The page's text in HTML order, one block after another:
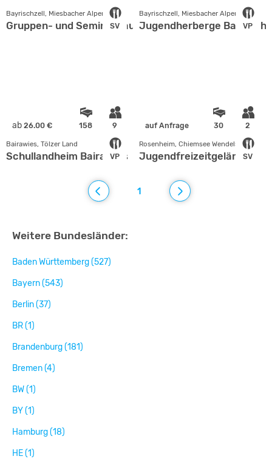
SV
Bayrischzell, Miesbacher Alpenland
Gruppen- und Seminarhaus Bayrischzell in VP
Bayrischzell, Miesbacher Alpenland
Jugendherberge
ab 26.00 € 158 9
VP
Bairawies, Tölzer Land
Schullandheim Bairawies
auf Anfrage 30 2
SV
Rosenheim, Chiemsee Wendelstein
Jugendfreizeitgelände
1
Weitere Bundesländer:
Baden Württemberg (527)
Bayern (543)
Berlin (37)
BR (1)
Brandenburg (181)
Bremen (4)
BW (1)
BY (1)
Hamburg (18)
HE (1)